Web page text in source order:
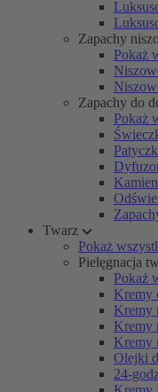
Zapachy
Pokaż
Zapachy do
Pokaż
Twarz
Pokaż
Pielęgnacja
Pokaż
Kremy
Kremy
Kremy
Kremy
Olejki
24-